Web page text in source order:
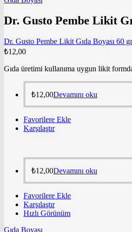
Dr. Gusto Pembe Likit
Dr. Gusto Pembe Likit Gıda Boyası 60 gr
₺12,00
Gıda üretimi kullanıma uygun likit
₺12,00Devamını oku
Favorilere Ekle
Karşılaştır
₺12,00Devamını oku
Favorilere Ekle
Karşılaştır
Hızlı Görünüm
Gıda Boyası